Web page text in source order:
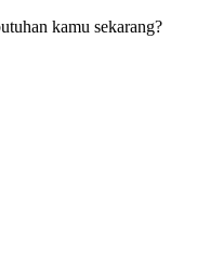
kamu sekarang?